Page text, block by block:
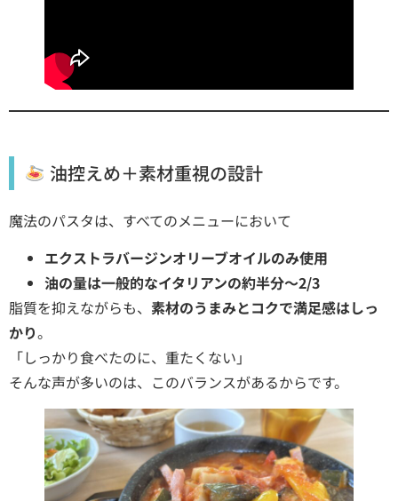
油控えめ＋素材重視の設計
魔法のパスタは、すべてのメニューにおいて
エクストラバージンオリーブオイルのみ使用
油の量は一般的なイタリアンの約半分〜2/3
脂質を抑えながらも、 素材のうまみとコクで満足感はしっ
かり。
「しっかり食べたのに、重たくない」
そんな声が多いのは、このバランスがあるからです。